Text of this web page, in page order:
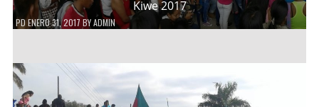
Kiwe 2017
PDENERO 31, 2017 BYADMIN